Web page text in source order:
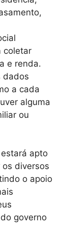
coletar
e renda.
dados
a cada
alguma
ou
apto
diversos
o apoio
governo